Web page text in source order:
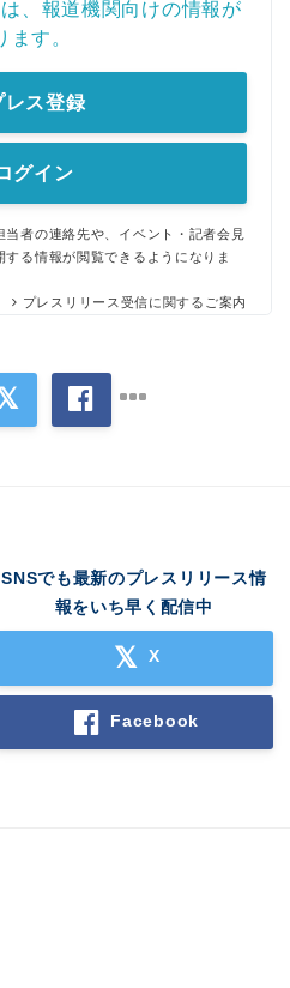
、報道機関向けの情報が
ます。
レス登録
グイン
者の連絡先や、イベント・記者会見
る情報が閲覧できるようになりま
プレスリリース受信に関するご案内
SNSでも最新のプレスリリース情
報をいち早く配信中
X
Facebook